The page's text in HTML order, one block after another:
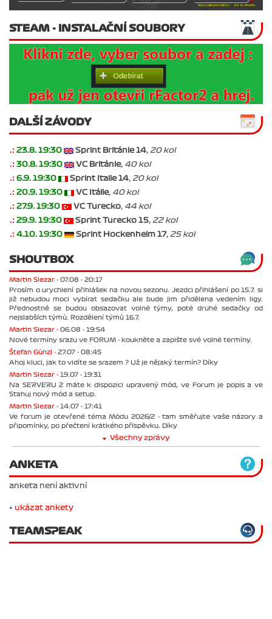
STEAM - INSTALAČNÍ SOUBORY
DALŠÍ ZÁVODY
.: 23.8. 19:30 Sprint Británie 14, 20 kol
.: 30.8. 19:30 VC Británie, 40 kol
.: 6.9. 19:30 Sprint Italie 14, 20 kol
.: 20.9. 19:30 VC Itálie, 40 kol
.: 27.9. 19:30 VC Turecko, 44 kol
.: 29.9. 19:30 Sprint Turecko 15, 22 kol
.: 4.10. 19:30 Sprint Hockenheim 17, 25 kol
SHOUTBOX
Martin Slezar - 07.08 - 20:17
Prosím o urychlení přihlášek na novou sezonu. Jezdci přihlášení po 15.7. si
již nebudou moci vybírat sedačku ale bude jim přidělena vedením ligy.
Přednostně se budou obsazovat volné týmy, poté druhé sedačky od
nejslabších týmů. Rozdělení týmů 16.7.
Martin Slezar - 06.08 - 19:54
Nové termíny srazu ve FORUM - koukněte a zapište své volné termíny.
Štefan Günzl - 27.07 - 08:45
Ahoj kluci, jak to vidíte se srazem ? Už je nějaký termín? Díky
Martin Slezar - 19.07 - 19:31
Na SERVERU 2 máte k dispozici upravený mód, ve Forum je popis a ve
Stahuj nový mód a setup.
Martin Slezar - 14.07 - 17:41
Ve forum je otevřené téma Módu 2026/2 - tam směřujte vaše názory a
připomínky, po přečtení krátkého příspěvku. Díky
Všechny zprávy
ANKETA
anketa není aktivní
• ukázat ankety
TEAMSPEAK